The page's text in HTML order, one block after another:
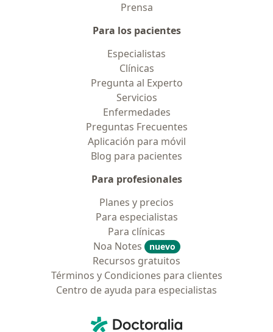
Prensa
Para los pacientes
Especialistas
Clínicas
Pregunta al Experto
Servicios
Enfermedades
Preguntas Frecuentes
Aplicación para móvil
Blog para pacientes
Para profesionales
Planes y precios
Para especialistas
Para clínicas
Noa Notes
nuevo
Recursos gratuitos
Términos y Condiciones para clientes
Centro de ayuda para especialistas
Doctoralia - Página de inicio